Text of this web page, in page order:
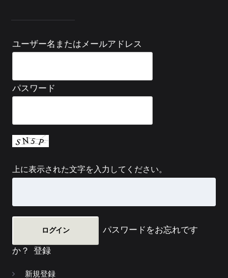
ユーザー名またはメールアドレス
パスワード
上に表示された文字を入力してください。
パスワードをお忘れです
か？ 登録
新規登録